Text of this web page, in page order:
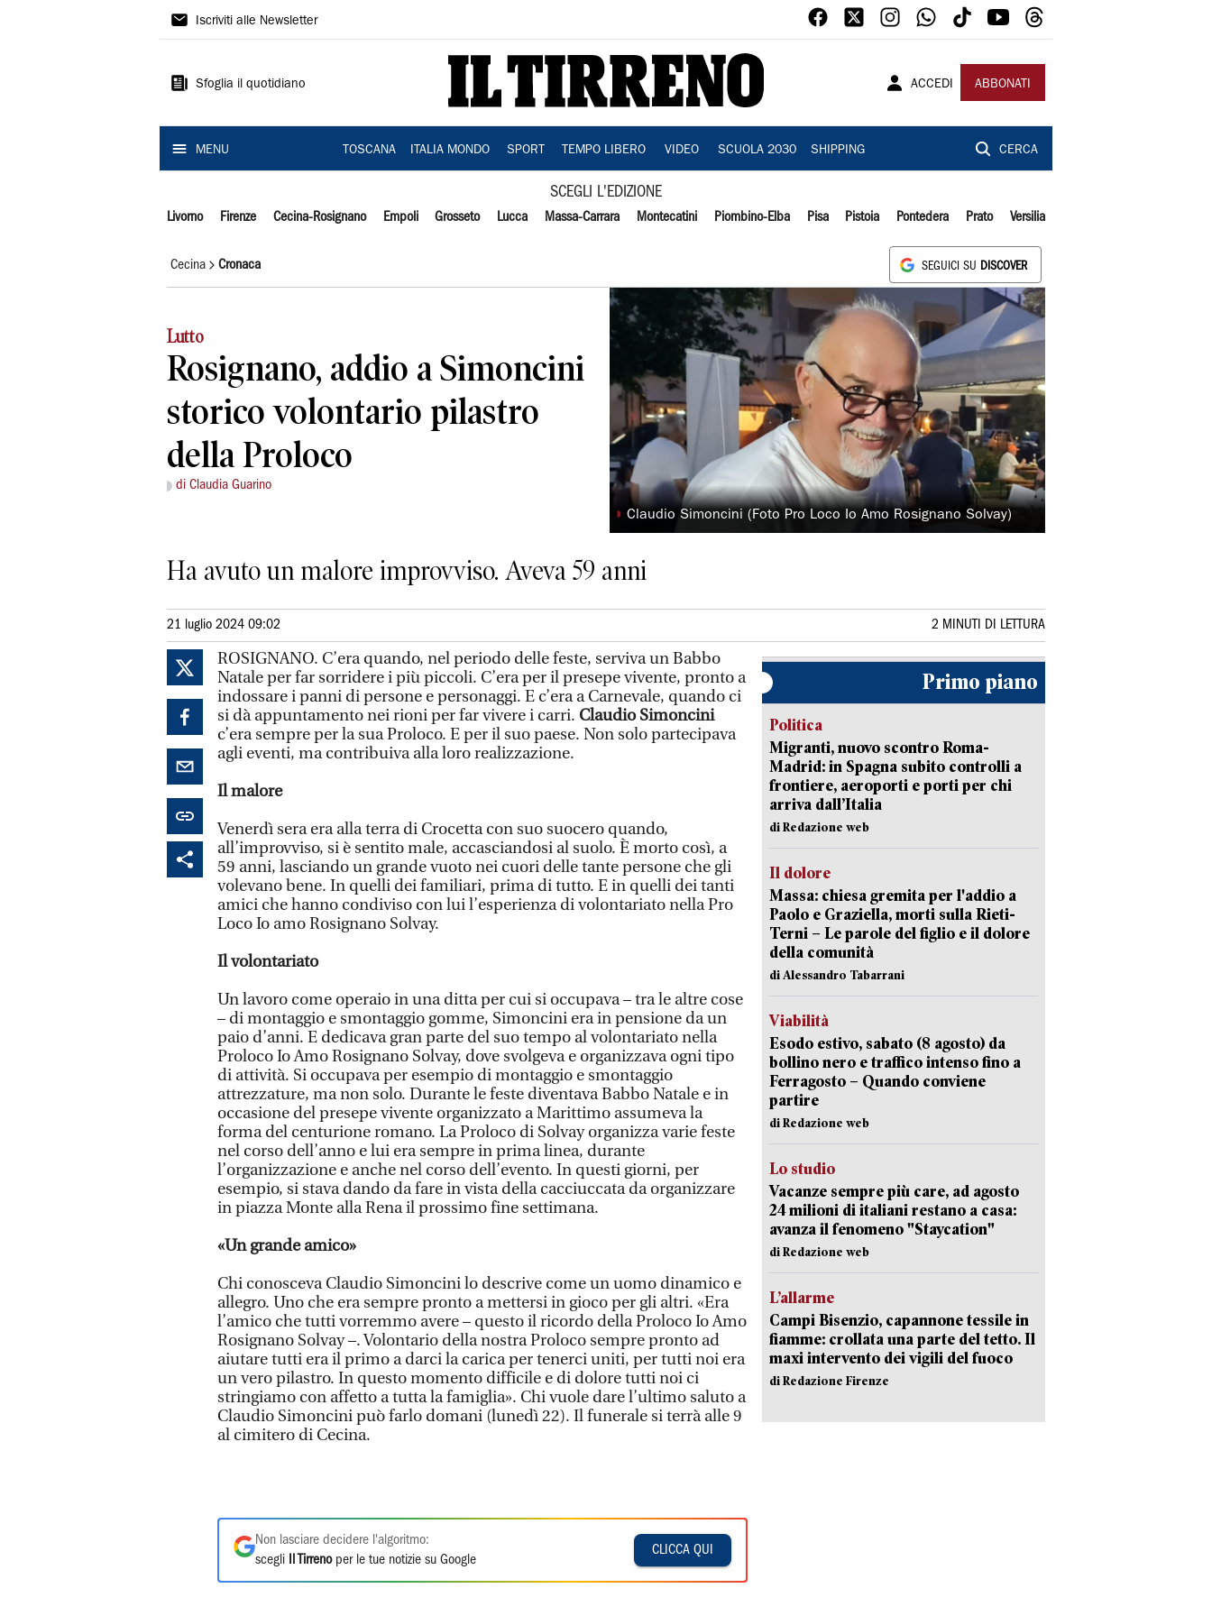
Il
Iscriviti alle Newsletter
Sfoglia il quotidiano ACCEDI ABBONATI
MENU TOSCANA ITALIA MONDO SPORT TEMPO LIBERO VIDEO SCUOLA 2030 SHIPPING CERCA
SCEGLI L'EDIZIONE
Livorno Firenze Cecina-Rosignano Empoli Grosseto Lucca Massa-Carrara Montecatini Piombino-Elba Pisa Pistoia Pontedera Prato Versilia
Cecina Cronaca SEGUICI SU DISCOVER
Lutto
Rosignano, addio a Simoncini
storico volontario pilastro
della Proloco
di Claudia Guarino
◗ Claudio Simoncini (Foto Pro Loco Io Amo Rosignano Solvay)
Ha avuto un malore improvviso. Aveva 59 anni
21 luglio 2024 09:02 2 MINUTI DI LETTURA
ROSIGNANO. C’era quando, nel periodo delle feste, serviva un Babbo
Natale per far sorridere i più piccoli. C’era per il presepe vivente, pronto a
indossare i panni di persone e personaggi. E c’era a Carnevale, quando ci
si dà appuntamento nei rioni per far vivere i carri. Claudio Simoncini
c’era sempre per la sua Proloco. E per il suo paese. Non solo partecipava
agli eventi, ma contribuiva alla loro realizzazione.
Il malore
Venerdì sera era alla terra di Crocetta con suo suocero quando,
all’improvviso, si è sentito male, accasciandosi al suolo. È morto così, a
59 anni, lasciando un grande vuoto nei cuori delle tante persone che gli
volevano bene. In quelli dei familiari, prima di tutto. E in quelli dei tanti
amici che hanno condiviso con lui l’esperienza di volontariato nella Pro
Loco Io amo Rosignano Solvay.
Il volontariato
Un lavoro come operaio in una ditta per cui si occupava – tra le altre cose
– di montaggio e smontaggio gomme, Simoncini era in pensione da un
paio d’anni. E dedicava gran parte del suo tempo al volontariato nella
Proloco Io Amo Rosignano Solvay, dove svolgeva e organizzava ogni tipo
di attività. Si occupava per esempio di montaggio e smontaggio
attrezzature, ma non solo. Durante le feste diventava Babbo Natale e in
occasione del presepe vivente organizzato a Marittimo assumeva la
forma del centurione romano. La Proloco di Solvay organizza varie feste
nel corso dell’anno e lui era sempre in prima linea, durante
l’organizzazione e anche nel corso dell’evento. In questi giorni, per
esempio, si stava dando da fare in vista della cacciuccata da organizzare
in piazza Monte alla Rena il prossimo fine settimana.
«Un grande amico»
Chi conosceva Claudio Simoncini lo descrive come un uomo dinamico e
allegro. Uno che era sempre pronto a mettersi in gioco per gli altri. «Era
l’amico che tutti vorremmo avere – questo il ricordo della Proloco Io Amo
Rosignano Solvay –. Volontario della nostra Proloco sempre pronto ad
aiutare tutti era il primo a darci la carica per tenerci uniti, per tutti noi era
un vero pilastro. In questo momento difficile e di dolore tutti noi ci
stringiamo con affetto a tutta la famiglia». Chi vuole dare l’ultimo saluto a
Claudio Simoncini può farlo domani (lunedì 22). Il funerale si terrà alle 9
al cimitero di Cecina.
Non lasciare decidere l'algoritmo:
scegli
Il Tirrenoper le tue notizie su Google
CLICCA QUI
Primo piano
Politica
Migranti, nuovo scontro Roma-
Madrid: in Spagna subito controlli a
frontiere, aeroporti e porti per chi
arriva dall’Italia
di Redazione web
Il dolore
Massa: chiesa gremita per l'addio a
Paolo e Graziella, morti sulla Rieti-
Terni – Le parole del figlio e il dolore
della comunità
di Alessandro Tabarrani
Viabilità
Esodo estivo, sabato (8 agosto) da
bollino nero e traffico intenso fino a
Ferragosto – Quando conviene
partire
di Redazione web
Lo studio
Vacanze sempre più care, ad agosto
24 milioni di italiani restano a casa:
avanza il fenomeno "Staycation"
di Redazione web
L’allarme
Campi Bisenzio, capannone tessile in
fiamme: crollata una parte del tetto. Il
maxi intervento dei vigili del fuoco
di Redazione Firenze